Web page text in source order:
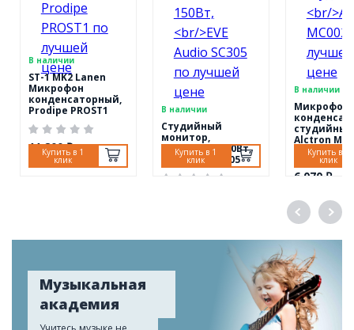
В наличии
ST-1 MK2 Lanen
Микрофон
конденсаторный,
Prodipe PROST1
11 800 ₽
Купить в 1
клик
В наличии
Студийный
монитор,
активный, 150Вт,
EVE Audio SC305
Купить в 1
клик
В наличии
Микрофон
Alctron
6 070 ₽
Купить в 1
клик
Музыкальная
академия